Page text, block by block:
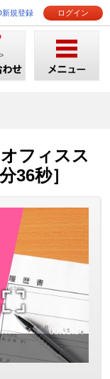
新規登録 ログイン
フィスス
36秒］